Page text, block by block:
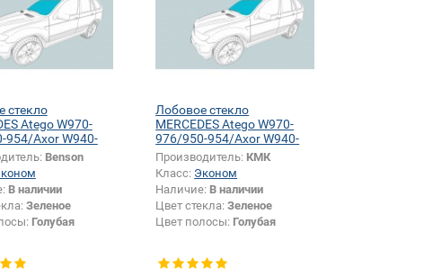
стекло
Atego W970-
954/Axor W940-
954
Benson
В наличии
Зеленое
Голубая
Лобовое стекло
MERCEDES Atego W970-
976/950-954/Axor W940-
944/950-954
Производитель: КМК
Класс: Эконом
Наличие: В наличии
Цвет стекла:Зеленое
Цвет полосы: Голубая